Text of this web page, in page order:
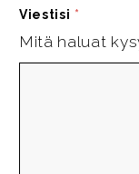
Viestisi *
Mitä haluat